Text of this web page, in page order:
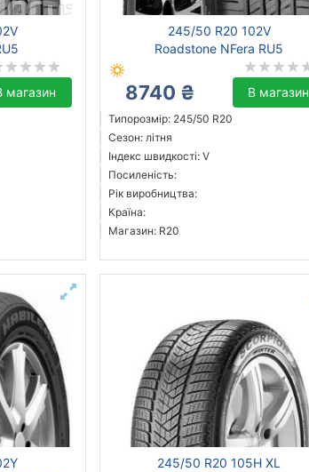
магазин
245/50 R20 102V
Roadstone NFera RU5
8740 ₴ В магазин
Типорозмір: 245/50 R20
Сезон: літня
Індекс швидкості: V
Посиленість:
Рік виробництва:
Країна:
Магазин: R20
245/50 R20 105H XL